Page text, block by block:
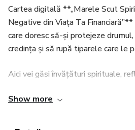
Cartea digitală **„Marele Scut
Negative din Viața Ta
care doresc să-și protejeze
credința și să rupă tiparele care le
Aici vei găsi învățături spirituale,
ale invidiei, fricii, vinovăției și
Show more